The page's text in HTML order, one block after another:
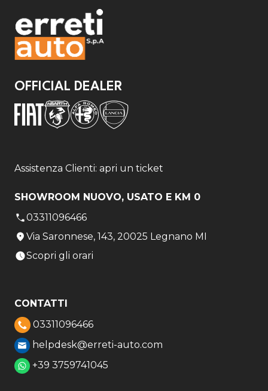
OFFICIAL DEALER
Assistenza Clienti: apri un ticket
SHOWROOM NUOVO, USATO E KM 0
03311096466
Via Saronnese, 143, 20025 Legnano MI
Scopri gli orari
CONTATTI
03311096466
helpdesk@erreti-auto.com
+39 3759741045